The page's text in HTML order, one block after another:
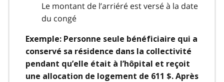
Le montant de l’arriéré est versé à la date
du congé
Exemple: Personne seule bénéficiaire qui a
conservé sa résidence dans la collectivité
pendant qu’elle était à l’hôpital et reçoit
une allocation de logement de 611 $. Après